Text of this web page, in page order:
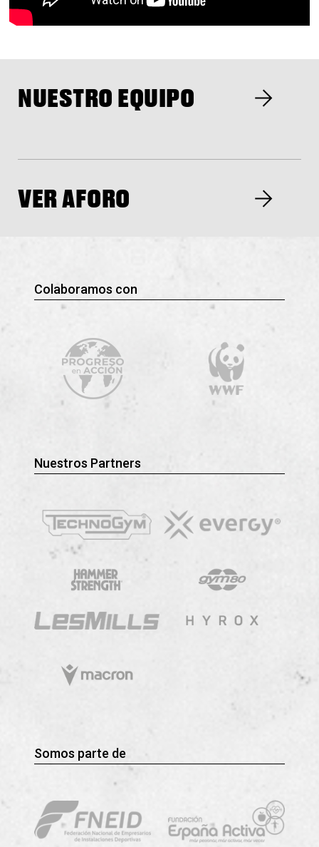
NUESTRO EQUIPO
VER AFORO
Colaboramos con
Nuestros Partners
Somos parte de